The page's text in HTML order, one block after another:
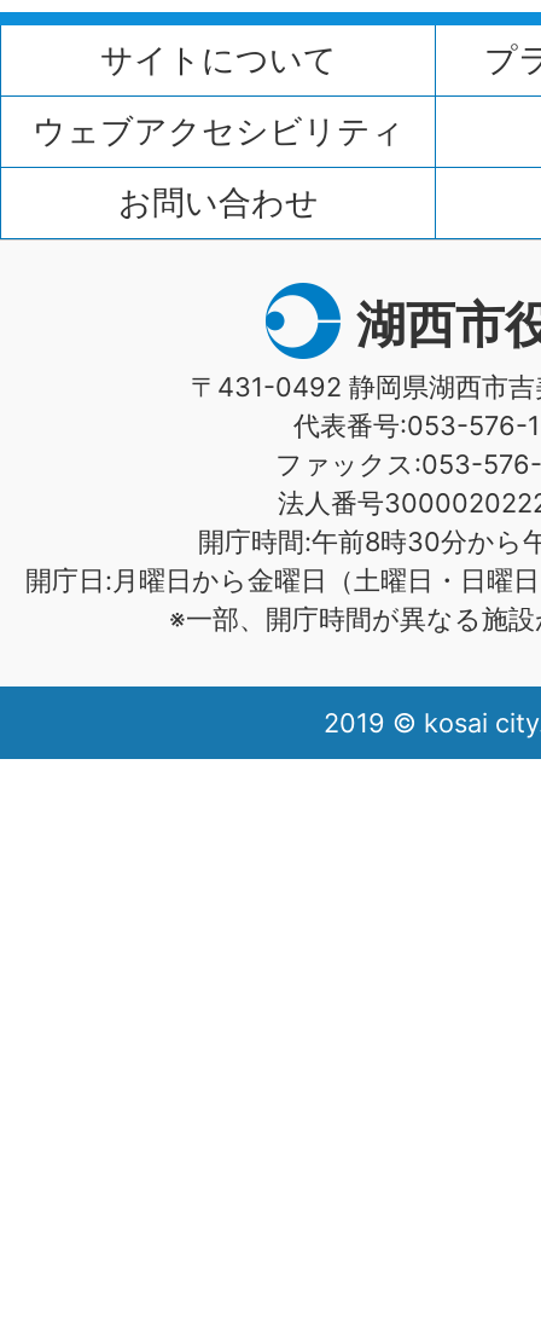
サイトについて
プ
ウェブアクセシビリティ
お問い合わせ
湖西市
〒431-0492 静岡県湖西市
代表番号:053-576-
ファックス:053-576-
法人番号
開庁時間:午前8時30分から
開庁日:月曜日から金曜日（土曜日・日曜
※一部、開庁時間が異なる施
2019 © kosai